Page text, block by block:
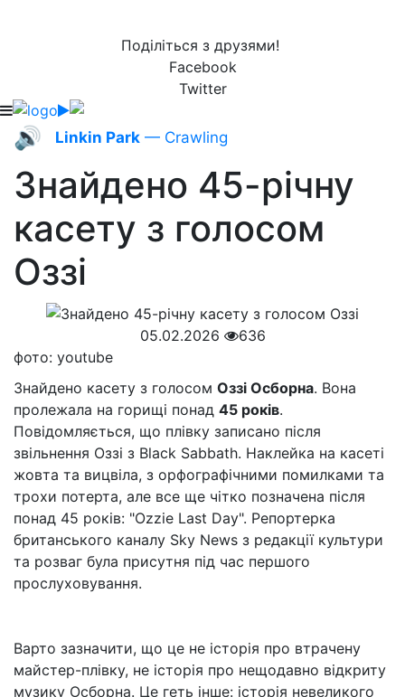
Поділіться з друзями!
Facebook
Twitter
🔊 Linkin Park — Crawling
Знайдено 45-річну
касету з голосом
Оззі
05.02.2026
636
фото: youtube
Знайдено касету з голосом Оззі Осборна. Вона
пролежала на горищі понад 45 років.
Повідомляється, що плівку записано після
звільнення Оззі з Black Sabbath. Наклейка на касеті
жовта та вицвіла, з орфографічними помилками та
трохи потерта, але все ще чітко позначена після
понад 45 років: "Ozzie Last Day". Репортерка
британського каналу Sky News з редакції культури
та розваг була присутня під час першого
прослуховування.
Варто зазначити, що це не історія про втрачену
майстер-плівку, не історія про нещодавно відкриту
музику Осборна. Це геть інше: історія невеликого